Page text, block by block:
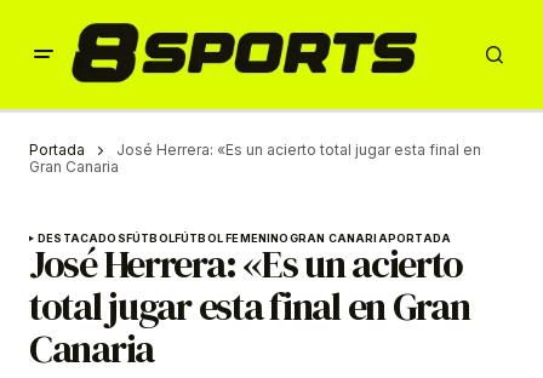
Portada
José Herrera: «Es un acierto total jugar esta final en
Gran Canaria
DESTACADOSFÚTBOLFÚTBOL FEMENINOGRAN CANARIAPORTADA
José Herrera: «Es un acierto
total jugar esta final en Gran
Canaria